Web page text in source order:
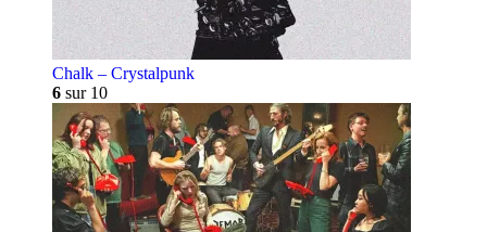
Chalk – Crystalpunk
6 sur 10